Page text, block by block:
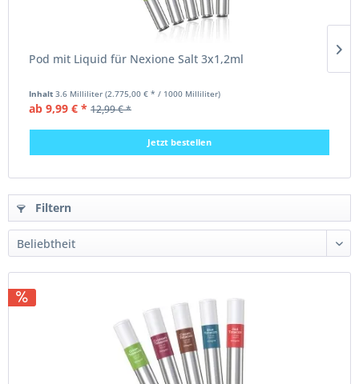
Pod mit Liquid für Nexione Salt 3x1,2ml
Inhalt 3.6 Milliliter (2.775,00 € * / 1000 Milliliter)
ab 9,99 € * 12,99 € *
Jetzt bestellen
Filtern